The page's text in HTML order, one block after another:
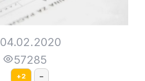
04.02.2020
57285
+2 –